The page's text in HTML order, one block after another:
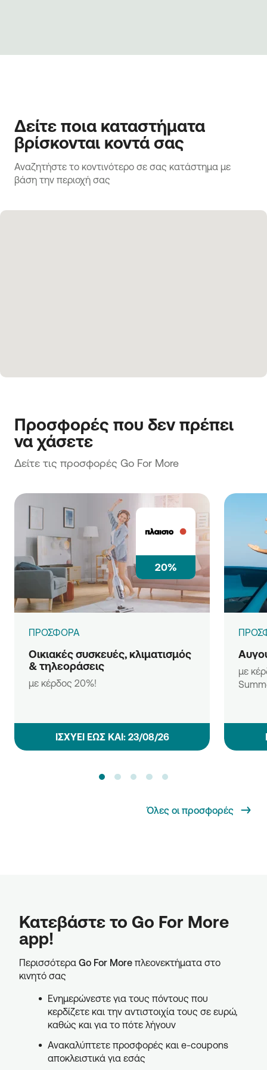
Δείτε ποια καταστήματα
βρίσκονται κοντά σας
Αναζητήστε το κοντινότερο σε σας κατάστημα με
βάση την περιοχή σας
Προσφορές που δεν πρέπει
να χάσετε
Δείτε τις προσφορές Go For More
20%
ΠΡΟΣΦΟΡΑ
Οικιακές συσκευές, κλιματισμός
& τηλεοράσεις
με κέρδος 20%!
ΙΣΧΥΕΙ ΕΩΣ ΚΑΙ: 23/08/26
με
Όλες οι προσφορές
Κατεβάστε το Go For More
app!
Περισσότερα Go For More πλεονεκτήματα στο
κινητό σας
Ενημερώνεστε για τους πόντους που
κερδίζετε και την αντιστοιχία τους σε ευρώ,
καθώς και για το πότε λήγουν
Ανακαλύπτετε προσφορές και e-coupons
αποκλειστικά για εσάς